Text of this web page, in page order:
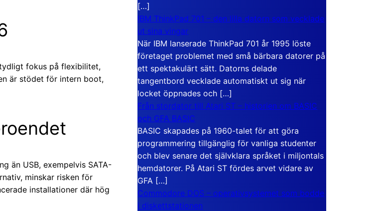
fokus på flexibilitet,
är stödet för intern boot,
än USB, exempelvis SATA-
minskar risken för
installationer där hög
[…]
IBM ThinkPad 701 – den lilla datorn som vecklade
ut sina vingar
När IBM lanserade ThinkPad 701 år 1995 löste
företaget problemet med små bärbara datorer på
ett spektakulärt sätt. Datorns delade
tangentbord vecklade automatiskt ut sig när
locket öppnades och […]
Från stordator till Atari ST – historien om BASIC
och GFA BASIC
BASIC skapades på 1960-talet för att göra
programmering tillgänglig för vanliga studenter
och blev senare det självklara språket i miljontals
hemdatorer. På Atari ST fördes arvet vidare av
GFA […]
Commodore DOS – operativsystemet som bodde
i diskettstationen